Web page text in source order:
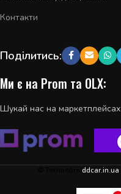
Контакти
Поділитись:
Ми є на Prom та OLX:
Шукай нас на маркетплейсах
ddcar.in.ua